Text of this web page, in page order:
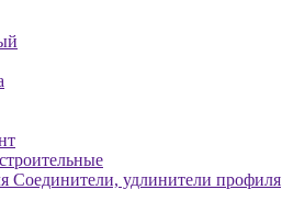
Соединители, удлинители профиля